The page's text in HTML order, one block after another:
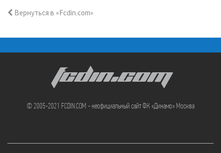
Вернуться в «Fcdin.com»
FCDIN.COM
© 2005-2021 FCDIN.COM - неофициальный сайт ФК «Динамо» Москва